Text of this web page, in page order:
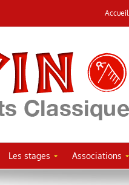
Accueil
Les stages Associations